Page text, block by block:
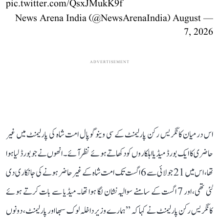
pic.twitter.com/QsxJMukK9f
— News Arena India (@NewsArenaIndia)
August
7, 2026
ADVERTISEMENT
اس درمیان کانگریس رکن پارلیمنٹ کے سی وینوگوپال امت شاہ کی پارلیمنٹ میں غیر
حاضری کا ایک بورڈ میڈیا اہلکاروں کو دکھاتے ہوئے نظر آئے۔ انھوں نے جو بورڈ لیا ہوا
تھا، اس میں 21 جولائی سے 6 اگست تک امت شاہ کے غیر حاضر ہونے کی جانکاری دی
گئی تھی، اور 7 اگست کے سامنے سوالیہ نشان لگا ہوا تھا۔ میڈیا سے بات کرتے ہوئے
کانگریس رکن پارلیمنٹ نے کہا کہ ’’ہمارے وزیر داخلہ لوک سبھا اور پارلیمنٹ، دونوں